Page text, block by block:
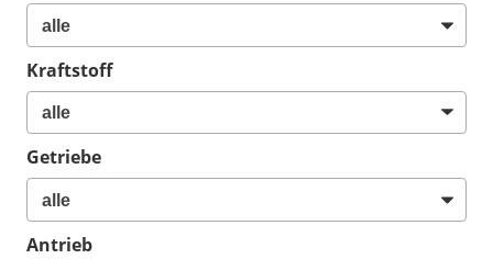
Kraftstoff
Getriebe
Antrieb